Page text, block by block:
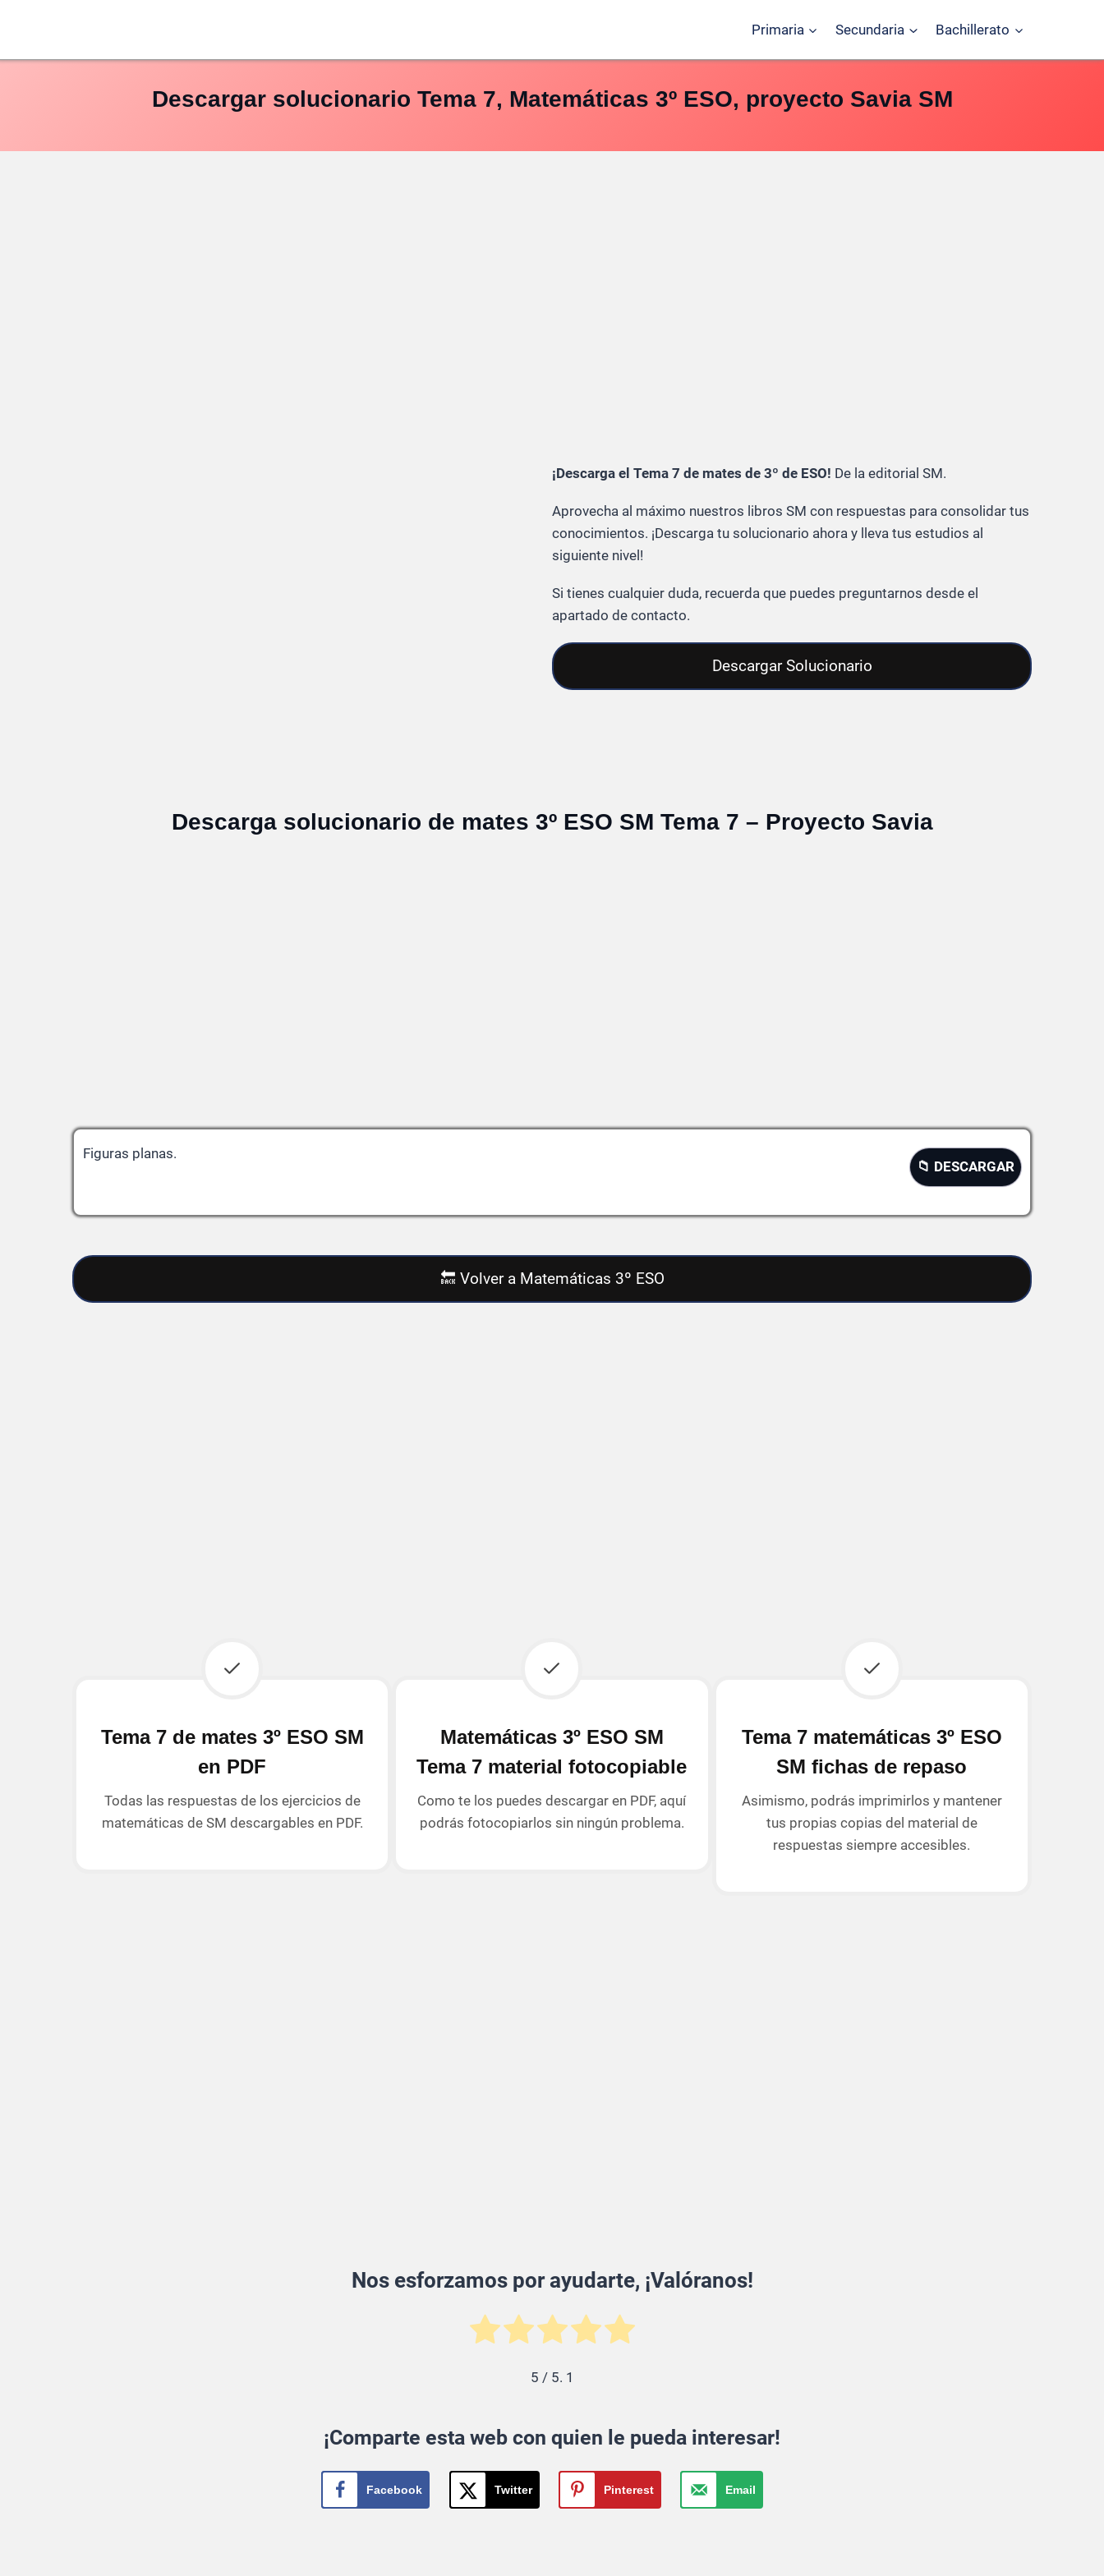
Primaria Secundaria Bachillerato
Descargar solucionario Tema 7, Matemáticas 3º ESO, proyecto Savia SM
¡Descarga el Tema 7 de mates de 3º de ESO! De la editorial SM.
Aprovecha al máximo nuestros libros SM con respuestas para consolidar tus
conocimientos. ¡Descarga tu solucionario ahora y lleva tus estudios al
siguiente nivel!
Si tienes cualquier duda, recuerda que puedes preguntarnos desde el
apartado de contacto.
Descargar Solucionario
Descarga solucionario de mates 3º ESO SM Tema 7 – Proyecto Savia
Figuras planas.
📁 DESCARGAR
🔙 Volver a Matemáticas 3º ESO
Tema 7 de mates 3º ESO SM
en PDF
Todas las respuestas de los ejercicios de
matemáticas de SM descargables en PDF.
Matemáticas 3º ESO SM
Tema 7 material fotocopiable
Como te los puedes descargar en PDF, aquí
podrás fotocopiarlos sin ningún problema.
Tema 7 matemáticas 3º ESO
SM fichas de repaso
Asimismo, podrás imprimirlos y mantener
tus propias copias del material de
respuestas siempre accesibles.
Nos esforzamos por ayudarte, ¡Valóranos!
5 / 5. 1
¡Comparte esta web con quien le pueda interesar!
Facebook Twitter Pinterest Email